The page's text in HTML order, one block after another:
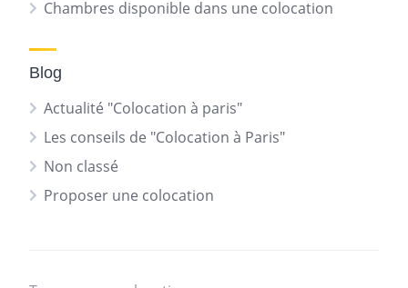
Chambres disponible dans une colocation
Blog
Actualité "Colocation à paris"
Les conseils de "Colocation à Paris"
Non classé
Proposer une colocation